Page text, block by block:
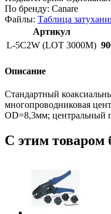
По бренду: Canare
Файлы: Таблица
Артикул
L-5C2W (LOT 3000M)
Описание
Стандартный
многопроводниковая
OD=8,3мм; центральный
С этим товаром